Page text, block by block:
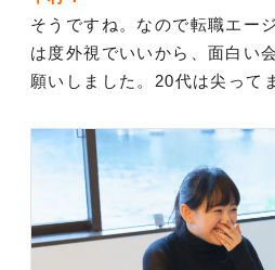
そうですね。なので転職エー
は度外視でいいから、面白い
願いしました。20代は尖って